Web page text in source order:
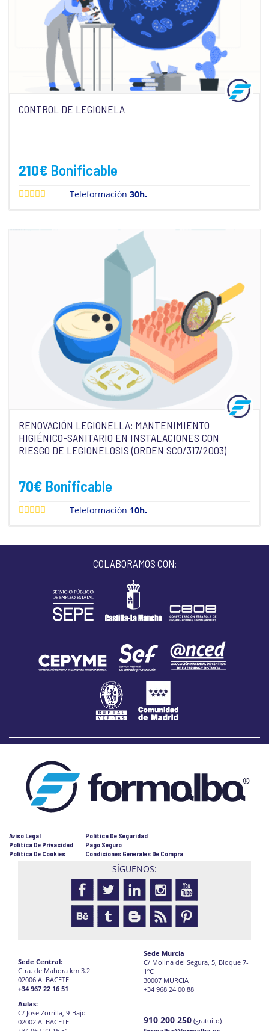
CONTROL DE LEGIONELA
210€ Bonificable
Teleformación30h.
RENOVACIÓN LEGIONELLA: MANTENIMIENTO
HIGIÉNICO-SANITARIO EN INSTALACIONES CON
RIESGO DE LEGIONELOSIS (ORDEN SCO/317/2003)
70€ Bonificable
Teleformación 10h.
COLABORAMOS CON:
Aviso Legal
Política De Privacidad
Política De Cookies
Política De Seguridad
Pago Seguro
Condiciones Generales De Compra
SÍGUENOS:
Sede Central:
Ctra. de Mahora km 3.2
02006 ALBACETE
+34 967 22 16 51
Aulas:
C/ Jose Zorrilla, 9-Bajo
02002 ALBACETE
Sede Murcia
C/ Molina del Segura, 5, Bloque 7-
1ºC
30007 MURCIA
+34 968 24 00 88
910 200 250 (gratuito)